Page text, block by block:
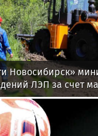
Новосибирск»
ЛЭП за счет
просек